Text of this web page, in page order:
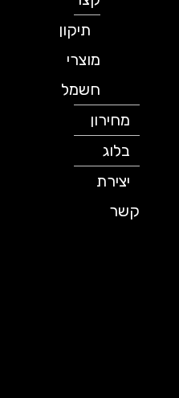
תיקון
מוצרי
חשמל
מחירון
יצירת
קשר